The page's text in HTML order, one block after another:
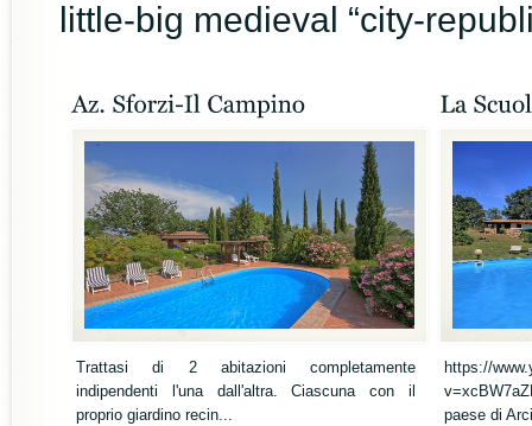
little-big medieval “city-
Trattasi di 2 abitazioni completamente
indipendenti l'una dall'altra. Ciascuna con il
proprio giardino recin...
https://
paese di